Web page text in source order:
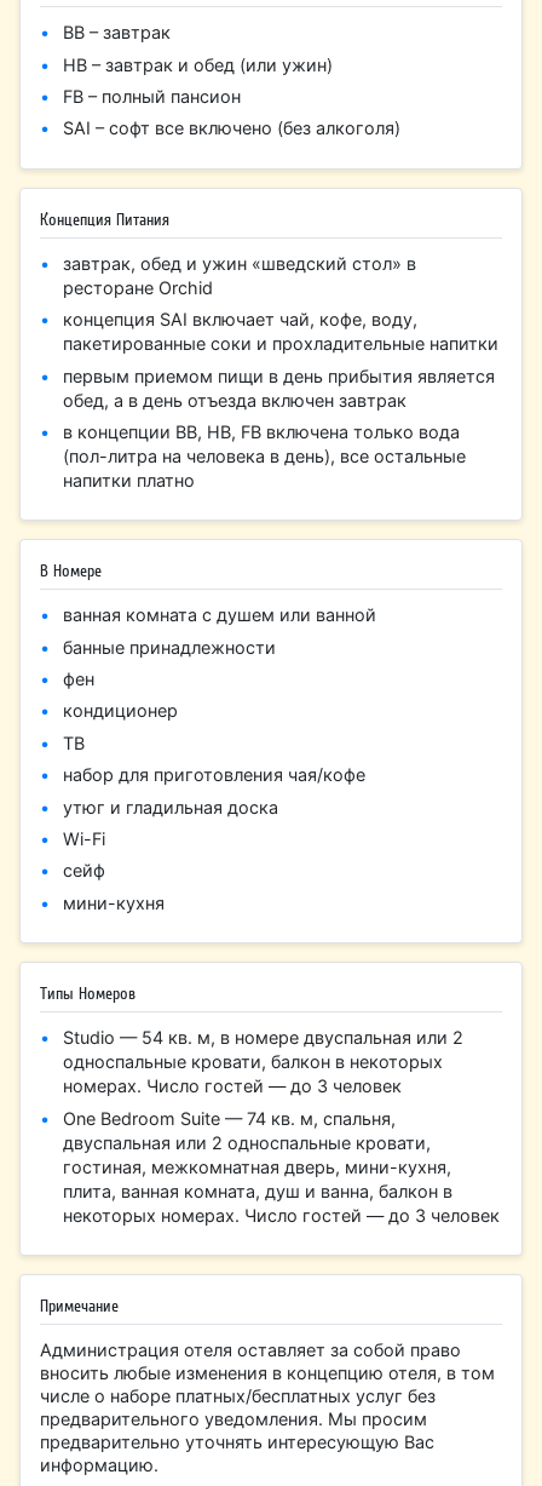
BB – завтрак
HB – завтрак и обед (или ужин)
FB – полный пансион
SAI – софт все включено (без алкоголя)
Концепция Питания
завтрак, обед и ужин «шведский стол» в
ресторане Orchid
концепция SAI включает чай, кофе, воду,
пакетированные соки и прохладительные напитки
первым приемом пищи в день прибытия является
обед, а в день отъезда включен завтрак
в концепции BB, HB, FB включена только вода
(пол-литра на человека в день), все остальные
напитки платно
В Номере
ванная комната с душем или ванной
банные принадлежности
фен
кондиционер
ТВ
набор для приготовления чая/кофе
утюг и гладильная доска
Wi-Fi
сейф
мини-кухня
Типы Номеров
Studio — 54 кв. м, в номере двуспальная или 2
односпальные кровати, балкон в некоторых
номерах. Число гостей — до 3 человек
One Bedroom Suite — 74 кв. м, спальня,
двуспальная или 2 односпальные кровати,
гостиная, межкомнатная дверь, мини-кухня,
плита, ванная комната, душ и ванна, балкон в
некоторых номерах. Число гостей — до 3 человек
Примечание
Администрация отеля оставляет за собой право
вносить любые изменения в концепцию отеля, в том
числе о наборе платных/бесплатных услуг без
предварительного уведомления. Мы просим
предварительно уточнять интересующую Вас
информацию.